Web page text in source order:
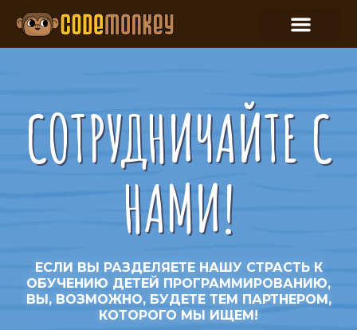
СОТРУДНИЧАЙТЕ С
НАМИ!
ЕСЛИ ВЫ РАЗДЕЛЯЕТЕ НАШУ СТРАСТЬ К
ОБУЧЕНИЮ ДЕТЕЙ ПРОГРАММИРОВАНИЮ,
ВЫ, ВОЗМОЖНО, БУДЕТЕ ТЕМ ПАРТНЕРОМ,
КОТОРОГО МЫ ИЩЕМ!